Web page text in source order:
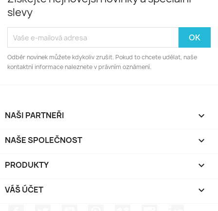
slevy
Odběr novinek můžete kdykoliv zrušit. Pokud to chcete udělat, naše
kontaktní informace naleznete v právním oznámení.
NAŠI PARTNEŘI 
NAŠE SPOLEČNOST 
PRODUKTY 
VÁŠ ÚČET 